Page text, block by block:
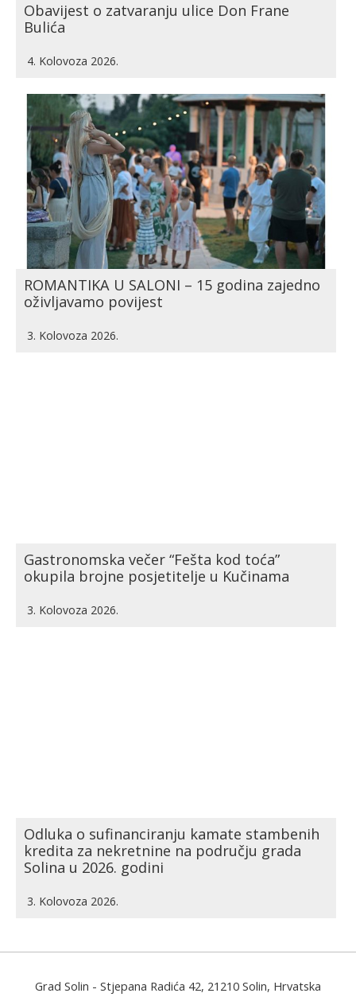
Obavijest o zatvaranju ulice Don Frane
Bulića
4. Kolovoza 2026.
ROMANTIKA U SALONI – 15 godina zajedno
oživljavamo povijest
3. Kolovoza 2026.
Gastronomska večer “Fešta kod toća”
okupila brojne posjetitelje u Kučinama
3. Kolovoza 2026.
Odluka o sufinanciranju kamate stambenih
kredita za nekretnine na području grada
Solina u 2026. godini
3. Kolovoza 2026.
Grad Solin - Stjepana Radića 42, 21210 Solin, Hrvatska